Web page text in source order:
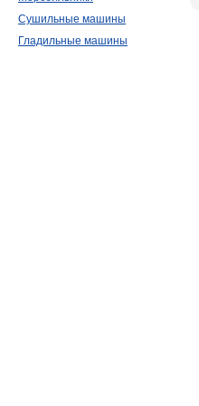
Сушильные машины
Гладильные машины